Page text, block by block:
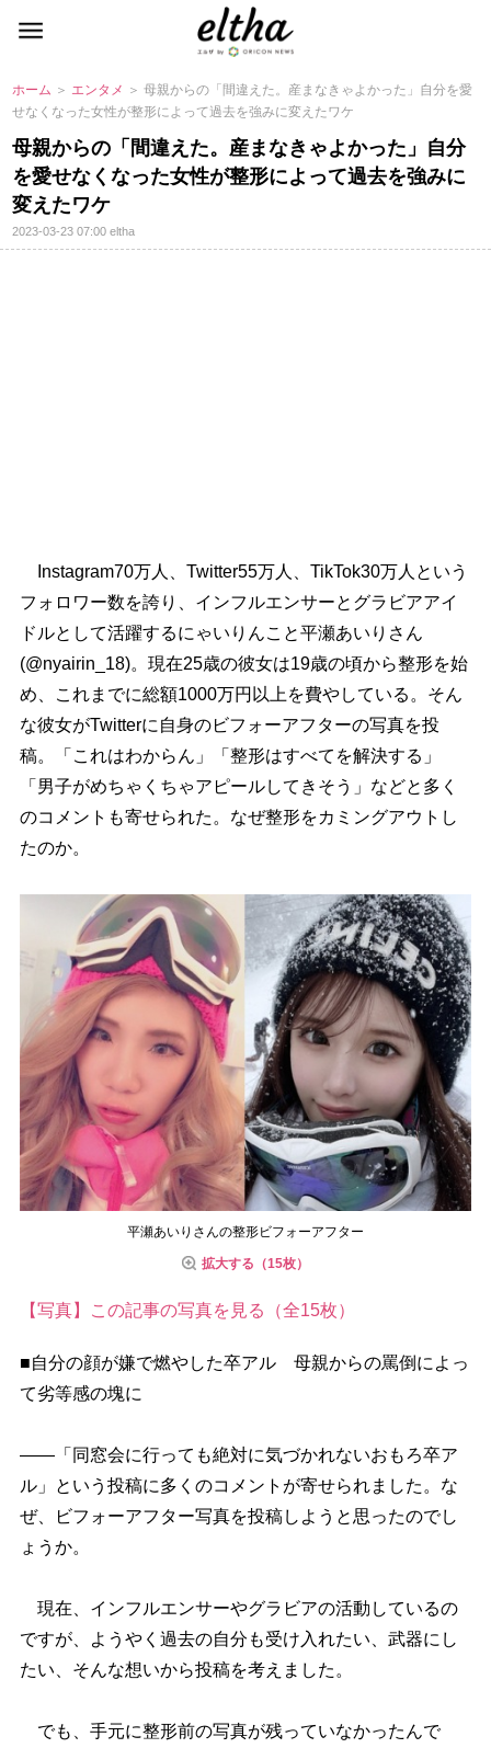
ホーム ＞ エンタメ ＞ 母親からの「間違えた。産まなきゃよかった」自分を愛
せなくなった女性が整形によって過去を強みに変えたワケ
母親からの「間違えた。産まなきゃよかった」自分
を愛せなくなった女性が整形によって過去を強みに
変えたワケ
2023-03-23 07:00eltha
Instagram70万人、Twitter55万人、TikTok30万人という
フォロワー数を誇り、インフルエンサーとグラビアアイ
ドルとして活躍するにゃいりんこと平瀬あいりさん
(@nyairin_18)。現在25歳の彼女は19歳の頃から整形を始
め、これまでに総額1000万円以上を費やしている。そん
な彼女がTwitterに自身のビフォーアフターの写真を投
稿。「これはわからん」「整形はすべてを解決する」
「男子がめちゃくちゃアピールしてきそう」などと多く
のコメントも寄せられた。なぜ整形をカミングアウトし
たのか。
平瀬あいりさんの整形ビフォーアフター
拡大する（15枚）
【写真】この記事の写真を見る（全15枚）
■自分の顔が嫌で燃やした卒アル 母親からの罵倒によっ
て劣等感の塊に
――「同窓会に行っても絶対に気づかれないおもろ卒ア
ル」という投稿に多くのコメントが寄せられました。な
ぜ、ビフォーアフター写真を投稿しようと思ったのでし
ょうか。
現在、インフルエンサーやグラビアの活動しているの
ですが、ようやく過去の自分も受け入れたい、武器にし
たい、そんな想いから投稿を考えました。
でも、手元に整形前の写真が残っていなかったんで